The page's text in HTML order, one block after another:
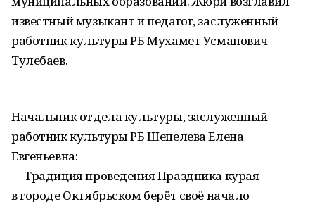
известный музыкант и педагог, заслуженный
работник культуры РБ Мухамет Усманович
Тулебаев.
Начальник отдела культуры, заслуженный
работник культуры РБ Шепелева Елена
Евгеньевна:
— Традиция проведения Праздника курая
в городе Октябрьском берёт своё начало